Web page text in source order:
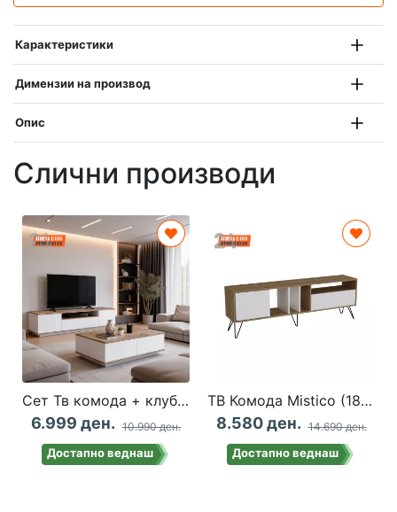
Карактеристики
Димензии на производ
Опис
Слични производи
Сет Тв комода + клуб маса Берген Бела
6.999 ден. 10.990 ден.
Достапно веднаш
ТВ Комода Mistico (180) - Walnut, White
8.580 ден. 14.690 ден.
Достапно веднаш